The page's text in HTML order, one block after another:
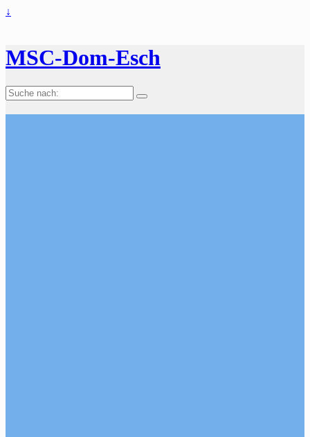
↓
MSC-Dom-Esch
Suche
nach: